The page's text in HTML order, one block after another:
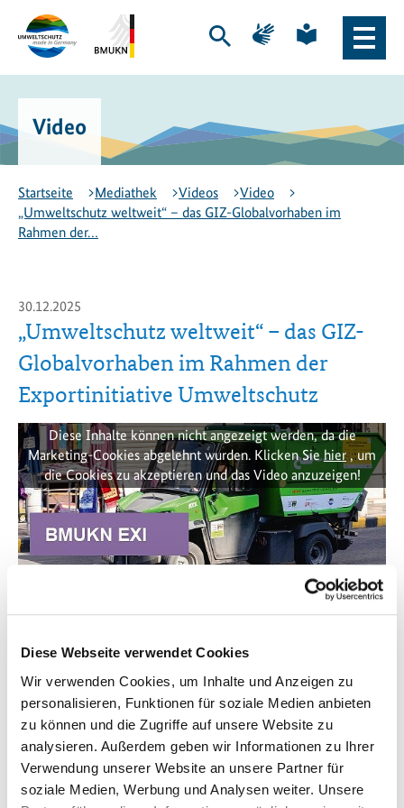
Diese Webseite verwendet Cookies
Wir verwenden Cookies, um Inhalte und Anzeigen zu
personalisieren, Funktionen für soziale Medien anbieten
zu können und die Zugriffe auf unsere Website zu
analysieren. Außerdem geben wir Informationen zu Ihrer
Verwendung unserer Website an unsere Partner für
soziale Medien, Werbung und Analysen weiter. Unsere
Hauptinhalt
springen
Hauptnavigation
springen
-
zur
Startseite
Naturschutz
und
nukleare
Sicherheit
(BMUKN)
-
BMUKN
Suche
Zur
Seite
Seite
Sprache
öffnen
Video
Startseite Mediathek Videos
Video
„Umweltschutz weltweit“ – das GIZ-Globalvorhaben im
Rahmen der…
30.12.2025
„Umweltschutz weltweit“ – das GIZ-
Globalvorhaben im Rahmen der
Exportinitiative Umweltschutz
Diese Inhalte können nicht angezeigt werden, da die
Marketing-Cookies abgelehnt wurden. Klicken Siehier, um
die Cookies zu akzeptieren und das Video anzuzeigen!
Im Auftrag des BMUKN unterstützte das GIZ-Globalvorhaben
„Umweltschutz weltweit“ die Exportinitiative Umweltschutz,
um die Einführung innovativer Umwelttechnologien „Made in
Germany“ zu fördern.
Das Video gibt Einblicke in die GIZ-Aktivitäten in den
Partnerländern Jordanien, Thailand, Malaysia, Ukraine und
Indien. Zudem kommen deutsche Unternehmen und